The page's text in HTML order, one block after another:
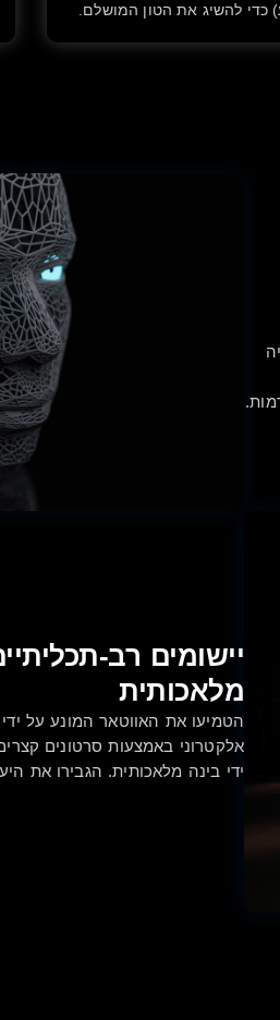
כדי להשיג את הטון המושלם.
יישומים רב-
מלאכותית
הטמיעו את האווטאר המונע על
ידי בינה מלאכותית. הגבירו את